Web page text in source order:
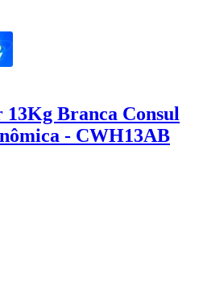
Branca Consul
- CWH13AB